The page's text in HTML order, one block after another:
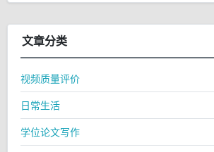
文章分类
视频质量评价
日常生活
学位论文写作